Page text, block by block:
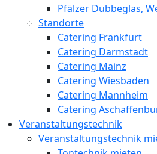
Pfälzer Dubbeglas,
Standorte
Catering Frankfurt
Catering Darmstadt
Catering Mainz
Catering Wiesbaden
Catering Mannheim
Catering
Veranstaltungstechnik
Veranstaltungstechnik